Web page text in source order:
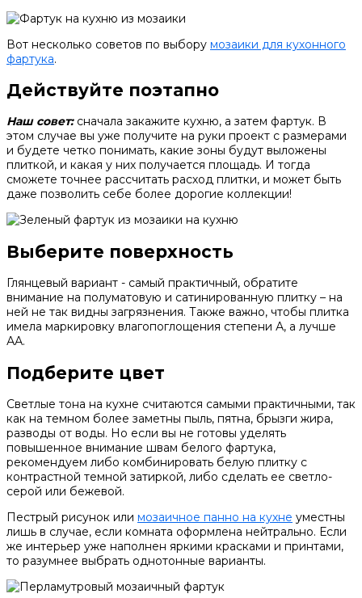
Вот несколько советов по выбору мозаики для кухонного
фартука.
Действуйте поэтапно
Наш совет:сначала закажите кухню, а затем фартук. В
этом случае вы уже получите на руки проект с размерами
и будете четко понимать, какие зоны будут выложены
плиткой, и какая у них получается площадь. И тогда
сможете точнее рассчитать расход плитки, и может быть
даже позволить себе более дорогие коллекции!
Выберите поверхность
Глянцевый вариант - самый практичный, обратите
внимание на полуматовую и сатинированную плитку – на
ней не так видны загрязнения. Также важно, чтобы плитка
имела маркировку влагопоглощения степени А, а лучше
АА.
Подберите цвет
Светлые тона на кухне считаются самыми практичными, так
как на темном более заметны пыль, пятна, брызги жира,
разводы от воды. Но если вы не готовы уделять
повышенное внимание швам белого фартука,
рекомендуем либо комбинировать белую плитку с
контрастной темной затиркой, либо сделать ее светло-
серой или бежевой.
Пестрый рисунок или мозаичное панно на кухне уместны
лишь в случае, если комната оформлена нейтрально. Если
же интерьер уже наполнен яркими красками и принтами,
то разумнее выбрать однотонные варианты.